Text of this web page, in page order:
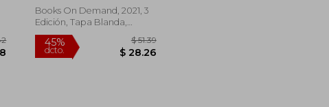
Alemán)
Books On Demand, 2021, 3
Edición, Tapa Blanda,
Nuevo